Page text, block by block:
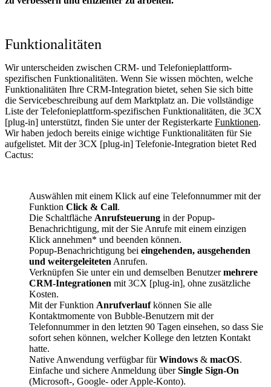
Funktionalitäten
Wir unterscheiden zwischen CRM- und Telefonieplattform-
spezifischen Funktionalitäten. Wenn Sie wissen möchten, welche
Funktionalitäten Ihre CRM-Integration bietet, sehen Sie sich bitte
die Servicebeschreibung auf dem Marktplatz an. Die vollständige
Liste der Telefonieplattform-spezifischen Funktionalitäten, die 3CX
[plug-in] unterstützt, finden Sie unter der Registerkarte Funktionen.
Wir haben jedoch bereits einige wichtige Funktionalitäten für Sie
aufgelistet. Mit der 3CX [plug-in] Telefonie-Integration bietet Red
Cactus:
Auswählen mit einem Klick auf eine Telefonnummer mit der
Funktion Click & Call.
Die Schaltfläche Anrufsteuerung in der Popup-
Benachrichtigung, mit der Sie Anrufe mit einem einzigen
Klick annehmen* und beenden können.
Popup-Benachrichtigung bei eingehenden, ausgehenden
und weitergeleiteten Anrufen.
Verknüpfen Sie unter ein und demselben Benutzermehrere
CRM-Integrationen mit 3CX [plug-in], ohne zusätzliche
Kosten.
Mit der Funktion Anrufverlaufkönnen Sie alle
Kontaktmomente von Bubble-Benutzern mit der
Telefonnummer in den letzten 90 Tagen einsehen, so dass Sie
sofort sehen können, welcher Kollege den letzten Kontakt
hatte.
Native Anwendung verfügbar fürWindows & macOS.
Einfache und sichere Anmeldung überSingle Sign-On
(Microsoft-, Google- oder Apple-Konto).